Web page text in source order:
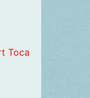
Toca